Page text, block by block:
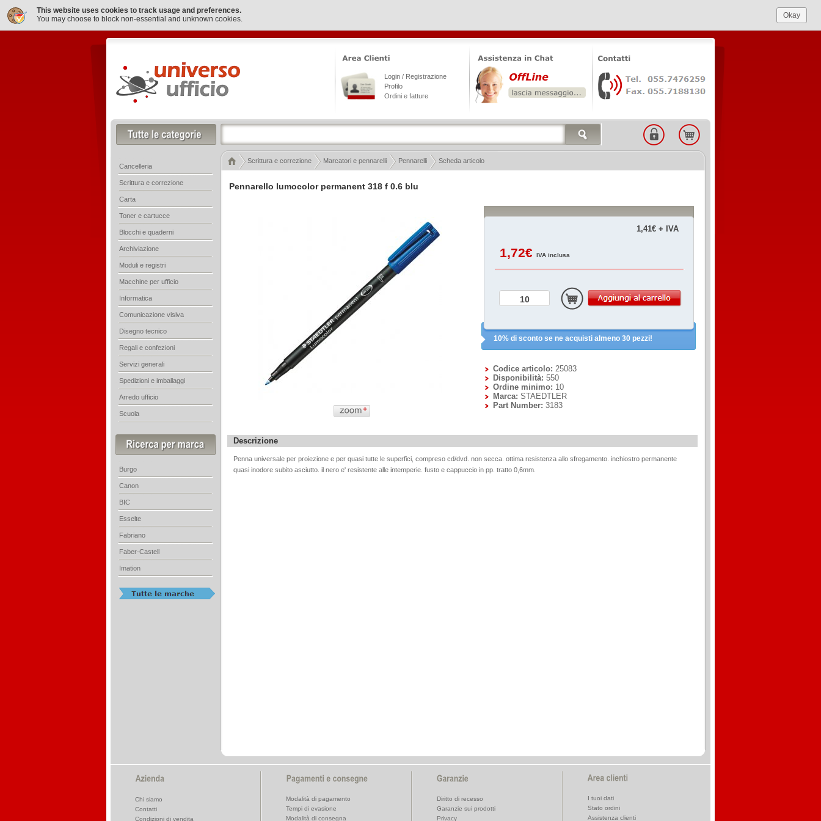
This website uses cookies to track usage and preferences.
You may choose to block non-essential and unknown cookies.
Okay
Pennarello lumocolor permanent 318 f 0.6 blu
Descrizione
Penna universale per proiezione e per quasi tutte le superfici, compreso cd/dvd. non secca. ottima resistenza allo sfregamento. inchiostro permanente
quasi inodore subito asciutto. il nero e' resistente alle intemperie. fusto e cappuccio in pp. tratto 0,6mm.
1,41€ + IVA
1,72€ IVA inclusa
10% di sconto se ne acquisti almeno 30 pezzi!
Codice articolo: 25083
Disponibilità: 550
Ordine minimo: 10
Marca: STAEDTLER
Part Number: 3183
Login / Registrazione
Profilo
Ordini e fatture
Scrittura e correzione Marcatori e pennarelli Pennarelli Scheda articolo
Cancelleria
Scrittura e correzione
Carta
Toner e cartucce
Blocchi e quaderni
Archiviazione
Moduli e registri
Macchine per ufficio
Informatica
Comunicazione visiva
Disegno tecnico
Regali e confezioni
Servizi generali
Spedizioni e imballaggi
Arredo ufficio
Scuola
Burgo
Canon
BIC
Esselte
Fabriano
Faber-Castell
Imation
Chi siamo
Contatti
Condizioni di vendita
Modalità di pagamento
Tempi di evasione
Modalità di consegna
Diritto di recesso
Garanzie sui prodotti
Privacy
I tuoi dati
Stato ordini
Assistenza clienti